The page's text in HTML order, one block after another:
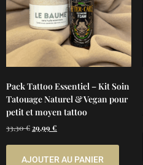
Pack Tattoo Essentiel – Kit Soin
Tatouage Naturel & Vegan pour
petit et moyen tattoo
33,30€ 29,99 €
AJOUTER AU PANIER